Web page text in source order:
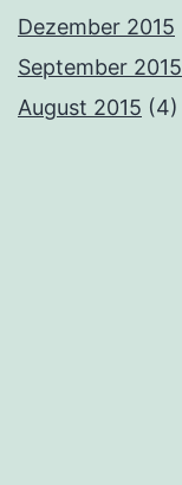
Dezember 2015
September 2015
August 2015 (4)